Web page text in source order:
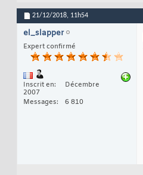
21/12/2018, 11h54
el_slapper
Expert confirmé
Inscrit en
Décembre
2007
Messages
6 810